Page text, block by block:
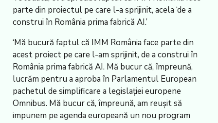
parte din proiectul pe care l-a sprijinit, acela ‘de a
construi în România prima fabrică AI.’
‘Mă bucură faptul că IMM România face parte din
acest proiect pe care l-am sprijinit, de a construi în
România prima fabrică AI. Mă bucur că, împreună,
lucrăm pentru a aproba în Parlamentul European
pachetul de simplificare a legislației europene
Omnibus. Mă bucur că, împreună, am reușit să
impunem pe agenda europeană un nou program